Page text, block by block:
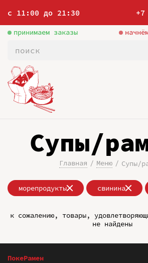
с 11:00 до 21:30
принимаем заказы
Супы/
Главная Меню Супы/
морепродукты свинина
к сожалению, товары,
не найдены
ПокеРамен